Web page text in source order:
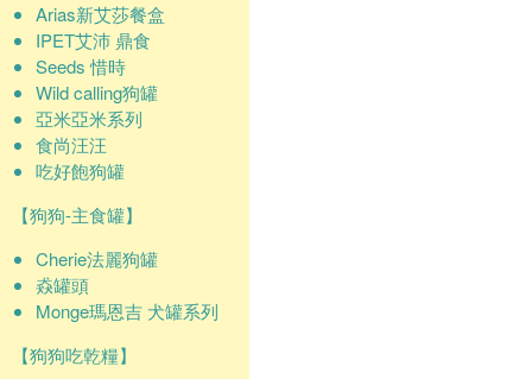
Arias新艾莎餐盒
IPET艾沛 鼎食
Seeds 惜時
Wild calling狗罐
亞米亞米系列
食尚汪汪
吃好飽狗罐
【狗狗-主食罐】
Cherie法麗狗罐
猋罐頭
Monge瑪恩吉 犬罐系列
【狗狗吃乾糧】